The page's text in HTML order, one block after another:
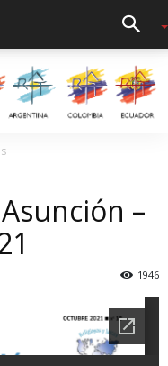
–
1946